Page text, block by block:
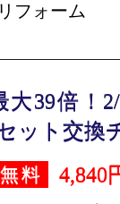
フォーム
大39倍！
ット交換
料 4,840